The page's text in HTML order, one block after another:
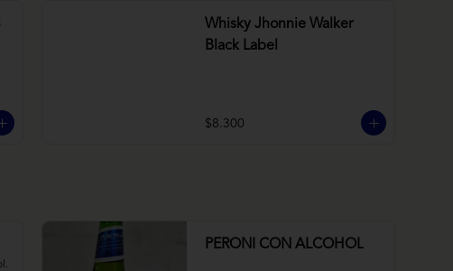
Whisky Jhonnie Walker
Black Label
$8.300
PERONI CON ALCOHOL